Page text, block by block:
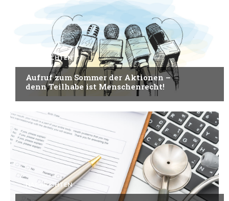
NACHRICHTEN
Aufruf zum Sommer der Aktionen –
denn Teilhabe ist Menschenrecht!
NACHRICHTEN